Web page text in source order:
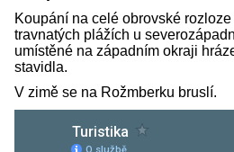
Koupání na celé obrovské
travnatých plážích u
umístěné na západním okraji
stavidla.
V zimě se na Rožmberku bruslí.